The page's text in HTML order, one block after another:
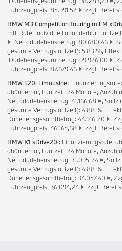
Fahrzeugpreis: 85.991,52 €, zzgl.
BMW M3 Competition Touring mit M
mtl. Rate, individuell abänderbar,
€, Nettodarlehensbetrag: 80.680,46 €,
gesamte Vertragslaufzeit): 5,83 %,
Darlehensgesamtbetrag: 99.926,00 €,
Fahrzeugpreis: 87.679,46 €, zzgl.
BMW 520i Limousine:
abänderbar, Laufzeit: 24 Monate,
Nettodarlehensbetrag: 41.166,68 €,
gesamte Vertragslaufzeit): 4,88 %,
Darlehensgesamtbetrag: 44.916,20 €,
Fahrzeugpreis: 46.165,68 €, zzgl.
BMW X1 sDrive20i: Finanzierungsrate:
abänderbar, Laufzeit: 24 Monate,
Nettodarlehensbetrag: 31.095,24 €,
gesamte Vertragslaufzeit): 4,88 %,
Darlehensgesamtbetrag: 34.057,40 €,
Fahrzeugpreis: 36.094,24 €, zzgl.